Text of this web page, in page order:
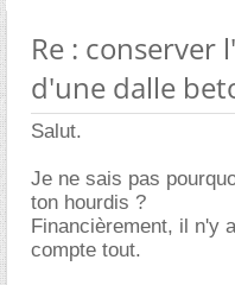
Re :
d'une dalle
Salut.
Je ne sais pas
ton hourdis ?
Financièrement, il n'y
compte tout.